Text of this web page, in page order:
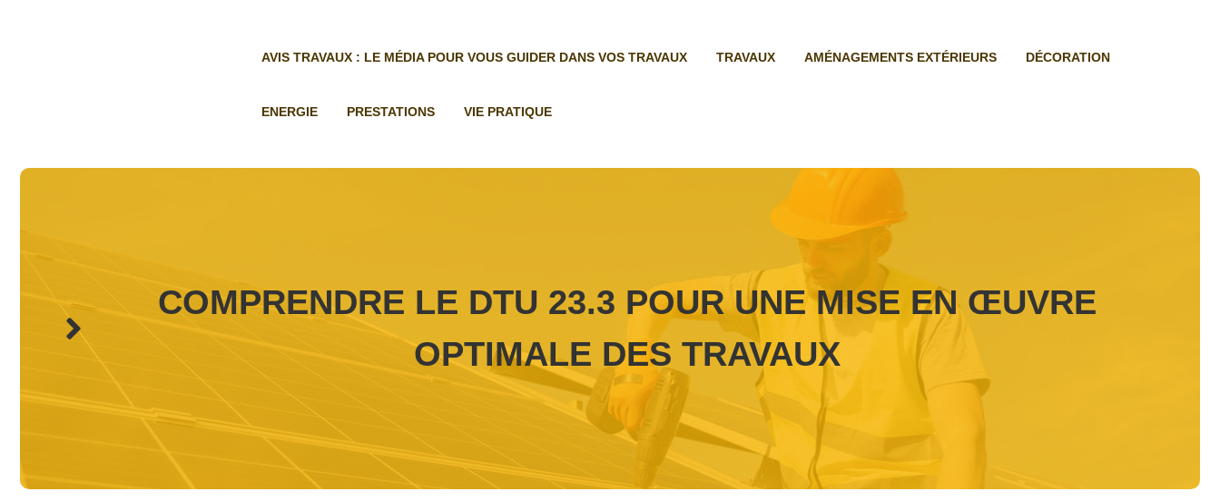
AVIS TRAVAUX : LE MÉDIA POUR VOUS GUIDER DANS VOS TRAVAUX TRAVAUX AMÉNAGEMENTS EXTÉRIEURS DÉCORATION
ENERGIE PRESTATIONS VIE PRATIQUE
COMPRENDRE LE DTU 23.3 POUR UNE MISE EN ŒUVRE
OPTIMALE DES TRAVAUX